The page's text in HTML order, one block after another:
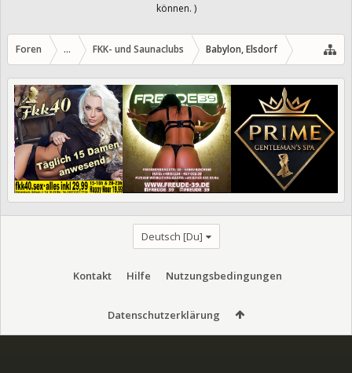
können. )
Foren ... FKK- und Saunaclubs Babylon, Elsdorf
Deutsch [Du]
Kontakt Hilfe Nutzungsbedingungen
Datenschutzerklärung